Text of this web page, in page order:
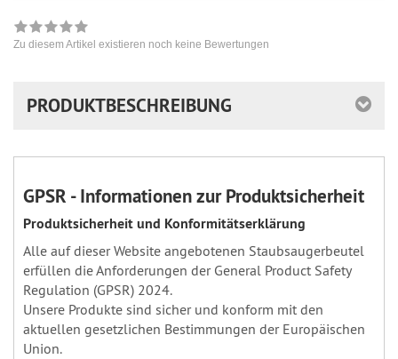
Zu diesem Artikel existieren noch keine Bewertungen
PRODUKTBESCHREIBUNG
GPSR - Informationen zur Produktsicherheit
Produktsicherheit und Konformitätserklärung
Alle auf dieser Website angebotenen Staubsaugerbeutel
erfüllen die Anforderungen der General Product Safety
Regulation (GPSR) 2024.
Unsere Produkte sind sicher und konform mit den
aktuellen gesetzlichen Bestimmungen der Europäischen
Union.